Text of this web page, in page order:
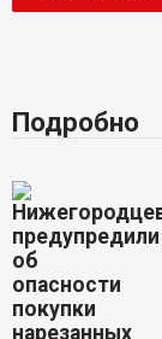
Подробно